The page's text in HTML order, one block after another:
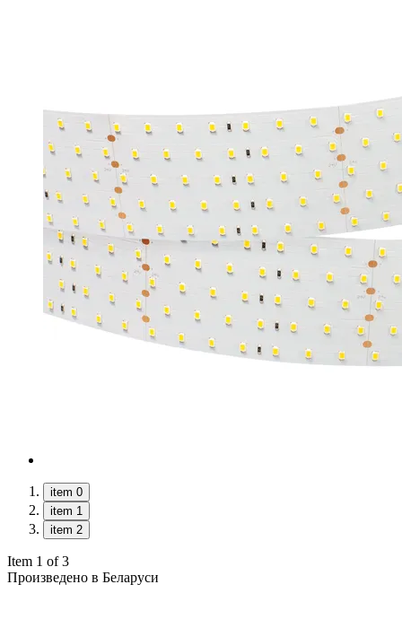
item 0
item 1
item 2
Item 1 of 3
Произведено в Беларуси